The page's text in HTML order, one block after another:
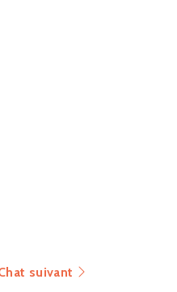
suivant